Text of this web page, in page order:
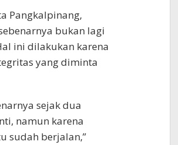
Pangkalpinang,
bukan lagi
ini dilakukan karena
yang diminta
sejak dua
namun karena
sudah berjalan,”